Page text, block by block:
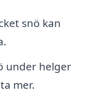
snö kan
under helger
mer.